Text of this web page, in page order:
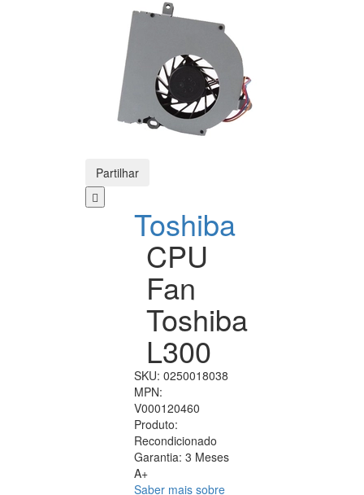
Partilhar
Toshiba
CPU
Fan
Toshiba
L300
SKU: 0250018038
MPN:
V000120460
Produto:
Recondicionado
Garantia: 3 Meses
A+
Saber mais sobre